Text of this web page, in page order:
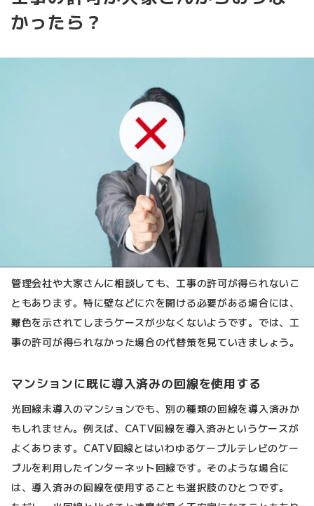
かったら？
管理会社や大家さんに相談しても、工事の許可が得られないこ
ともあります。特に壁などに穴を開ける必要がある場合には、
難色を示されてしまうケースが少なくないようです。では、工
事の許可が得られなかった場合の代替策を見ていきましょう。
マンションに既に導入済みの回線を使用する
光回線未導入のマンションでも、別の種類の回線を導入済みか
もしれません。例えば、CATV回線を導入済みというケースが
よくあります。CATV回線とはいわゆるケーブルテレビのケー
ブルを利用したインターネット回線です。そのような場合に
は、導入済みの回線を使用することも選択肢のひとつです。